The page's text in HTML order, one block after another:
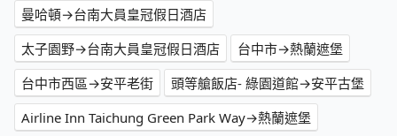
曼哈頓→台南大員皇冠假日酒店
太子園野→台南大員皇冠假日酒店
台中市→熱蘭遮堡
台中市西區→安平老街
頭等艙飯店- 綠園道館→安平古堡
Airline Inn Taichung Green Park Way→熱蘭遮堡